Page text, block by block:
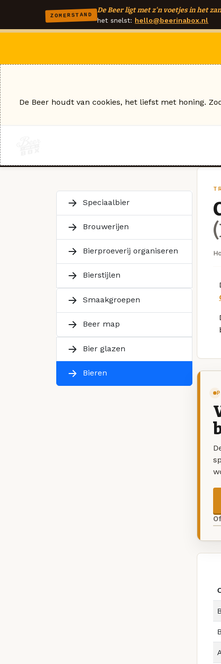
ZOMERSTAND
De Beer ligt met z'n voetjes in het
het snelst: hello@beerinabox.nl
Speciaalbier
Brouwerijen
Bierproeverij organiseren
Bierstijlen
Smaakgroepen
Beer map
Bier glazen
Bieren
De Beer houdt van cookies, het liefst met honing.